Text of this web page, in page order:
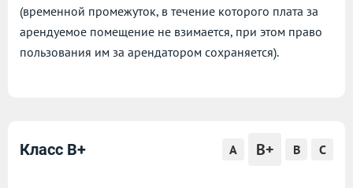
(временной промежуток, в течение которого плата за
арендуемое помещение не взимается, при этом право
пользования им за арендатором сохраняется).
Класс B+ A B+ B C